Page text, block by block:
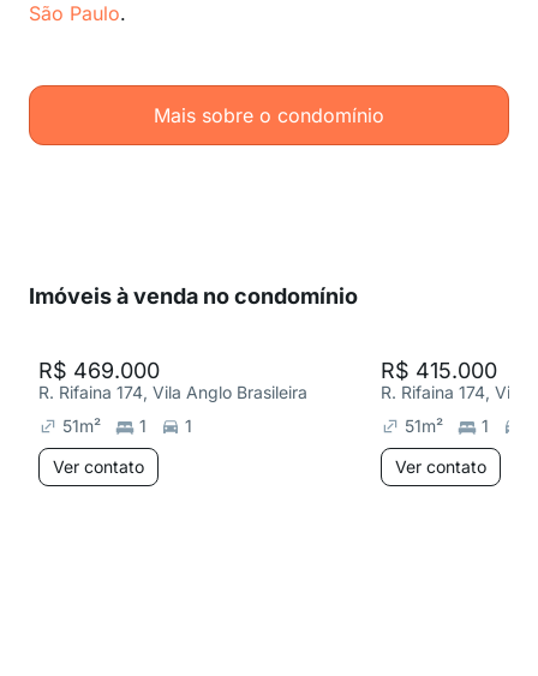
São Paulo.
Mais sobre o condomínio
Imóveis à venda no condomínio
R$ 469.000
R. Rifaina 174, Vila Anglo Brasileira
51m² 1
1
Ver contato
R$ 415.000
R. Rifaina 174, Vila
51m² 1
Ver contato